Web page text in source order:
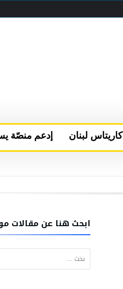
كاريتاس لبنان إدعم منصّة
ابحث هنا عن مقالات
البحث عن: